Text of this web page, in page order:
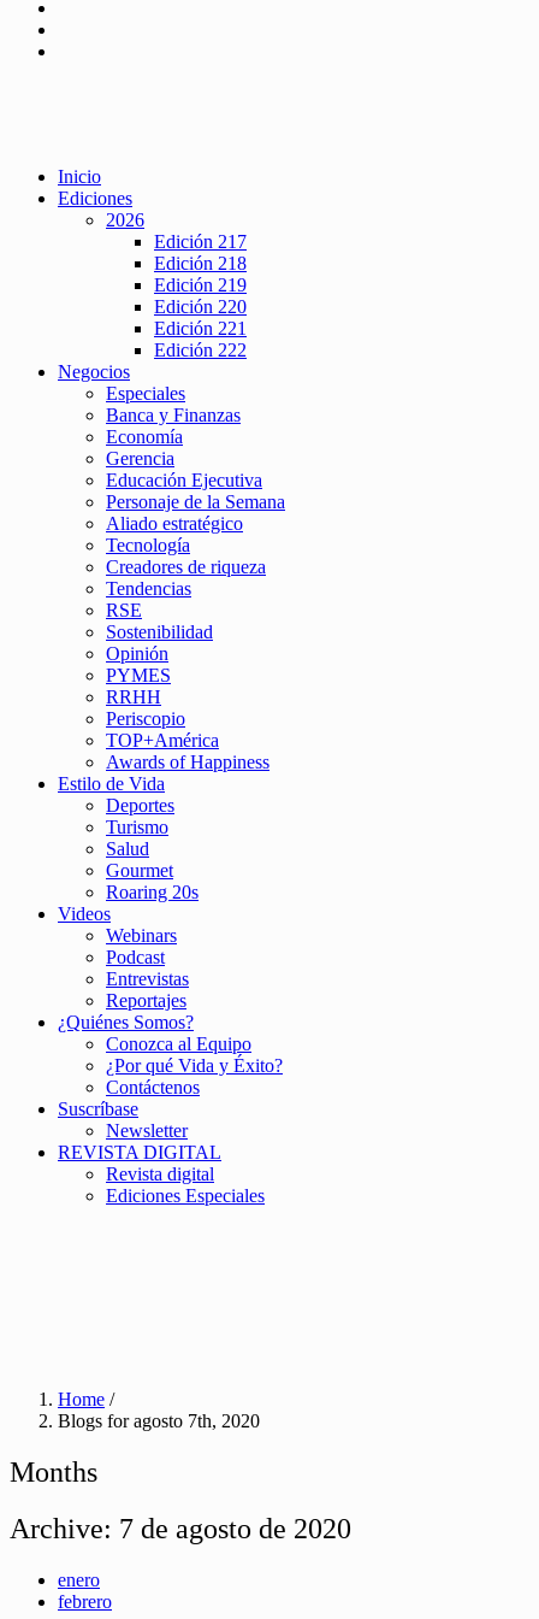
Inicio
Ediciones
2026
Edición 217
Edición 218
Edición 219
Edición 220
Edición 221
Edición 222
Negocios
Especiales
Banca y Finanzas
Economía
Gerencia
Educación Ejecutiva
Personaje de la Semana
Aliado estratégico
Tecnología
Creadores de riqueza
Tendencias
RSE
Sostenibilidad
Opinión
PYMES
RRHH
Periscopio
TOP+América
Awards of Happiness
Estilo de Vida
Deportes
Turismo
Salud
Gourmet
Roaring 20s
Videos
Webinars
Podcast
Entrevistas
Reportajes
¿Quiénes Somos?
Conozca al Equipo
¿Por qué Vida y Éxito?
Contáctenos
Suscríbase
Newsletter
REVISTA DIGITAL
Revista digital
Ediciones Especiales
Home /
Blogs for agosto 7th, 2020
Months
Archive: 7 de agosto de 2020
enero
febrero